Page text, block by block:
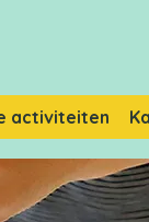
activiteiten